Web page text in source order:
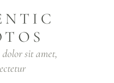
sit amet,